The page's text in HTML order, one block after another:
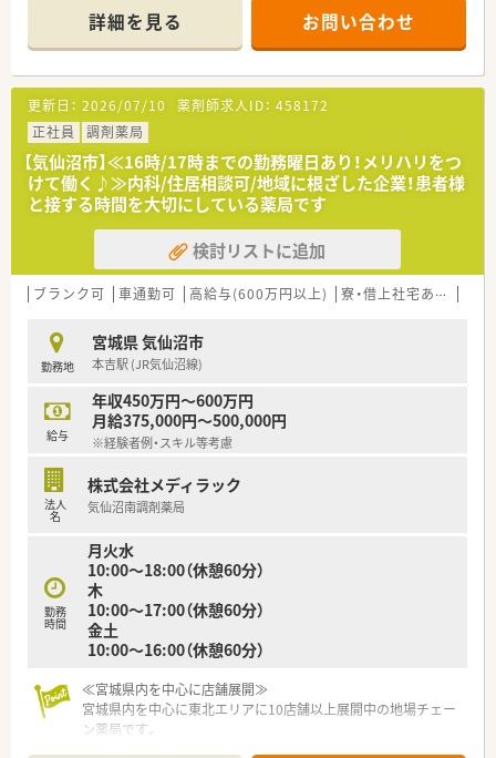
の実現を目指し
スケール・品揃え・価格・利便性の充実した店舗運営で、
1店舗あたりの売上高は業界平均の3倍～5倍の売上を誇ってい
る安定企業。
また、売場戦略の策定やスタッフのマネジメント、
品揃えの提案等の権限をそれぞれの店舗に委譲しており、
社員のモチベーション維持はもちろん、
地域に本当に必要なサービスを提供できるよう配慮している薬
局です。
≪こんな会社です≫
■カワチ薬品は東日本を中心にドラッグストア355店（内調剤併
設型132店）を展開しています。
■「顧客第一主義」を掲げ、お客様に必要とされる店舗を追究し
ており品揃え数も業界随一です。
においても毎日の生活における利便性を高めた小商圏型ストア
で対応し、ドミナントを構築しながら全国展開を考えておりま
す。
■勤務薬剤師だけでなく、薬局長や管理職、幹部候補としてのキ
ャリアビジョンなども描ける環境です！
≪働く環境≫
社員の2コースより選択可能！
社員のやる気を応援するプログラムが充実しています！
教育研修・店舗でのOJT研修・各種研修会・キャリアアップセミナ
ーなど、それぞれのレベルにあわせた教育体制がございます
≪こんな方におすすめ≫
■「地域の人々の健康を支えたい」という思いを大事にされてい
■薬局長や管理職、幹部候補などのキャリアアップを目指したい
方！
詳細を見る お問い合わせ
更新日： 2026/07/10 薬剤師求人ID： 458172
正社員
調剤薬局
【気仙沼市】≪16時/17時までの勤務曜日あり！メリハリをつ
けて働く♪≫内科/住居相談可/地域に根ざした企業！患者様
と接する時間を大切にしている薬局です
検討リストに追加
ブランク可 車通勤可 高給与(600万円以上) 寮・借上社宅あり
勤務地
宮城県 気仙沼市
本吉駅 (JR気仙沼線)
給与
年収450万円～600万円
月給375,000円～500,000円
※経験者例・スキル等考慮
法人
名
株式会社メディラック
気仙沼南調剤薬局
勤務
時間
月火水
10:00～18:00（休憩60分）
木
10:00～17:00（休憩60分）
金土
10:00～16:00（休憩60分）
≪宮城県内を中心に店舗展開≫
宮城県内を中心に東北エリアに10店舗以上展開中の地場チェー
ン薬局です。